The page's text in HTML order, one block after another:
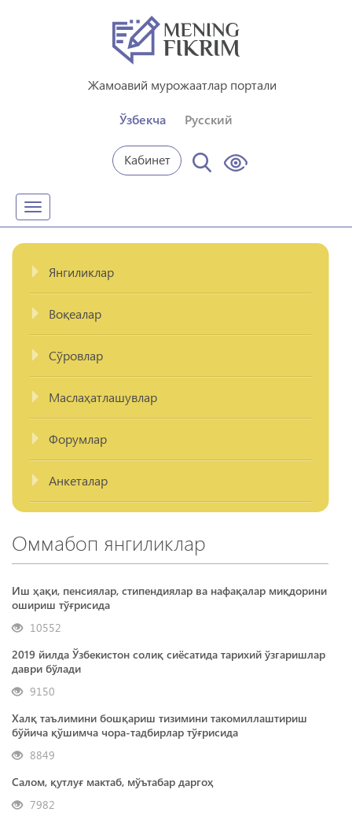
Жамоавий мурожаатлар портали
Ўзбекча Русский
Кабинет
Toggle
navigation
Янгиликлар
Воқеалар
Сўровлар
Маслаҳатлашувлар
Форумлар
Анкеталар
Оммабоп янгиликлар
Иш ҳақи, пенсиялар, стипендиялар ва нафақалар миқдорини
ошириш тўғрисида
10552
2019 йилда Ўзбекистон солиқ сиёсатида тарихий ўзгаришлар
даври бўлади
9150
Халқ таълимини бошқариш тизимини такомиллаштириш
бўйича қўшимча чора-тадбирлар тўғрисида
8849
Салом, қутлуғ мактаб, мўътабар даргоҳ
7982